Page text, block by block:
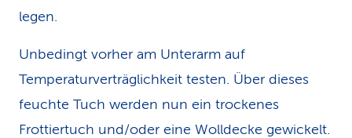
legen.
Unbedingt vorher am Unterarm auf
Temperaturverträglichkeit testen. Über dieses
feuchte Tuch werden nun ein trockenes
Frottiertuch und/oder eine Wolldecke gewickelt.